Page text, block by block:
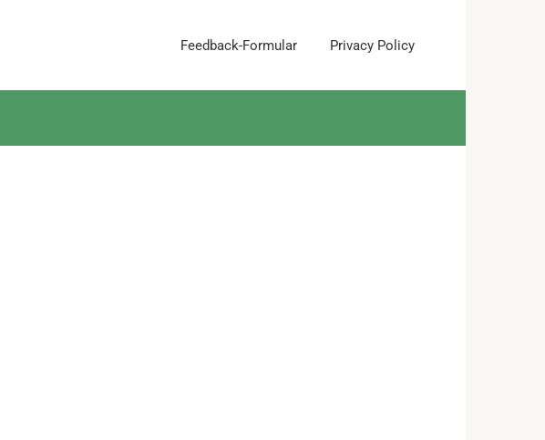
Feedback-Formular Privacy Policy